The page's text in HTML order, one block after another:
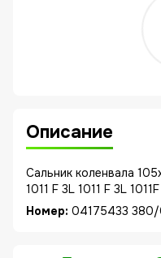
Описание
Сальник коленвала
1011 F 3L 1011 F 3L
Номер: 04175433 380/